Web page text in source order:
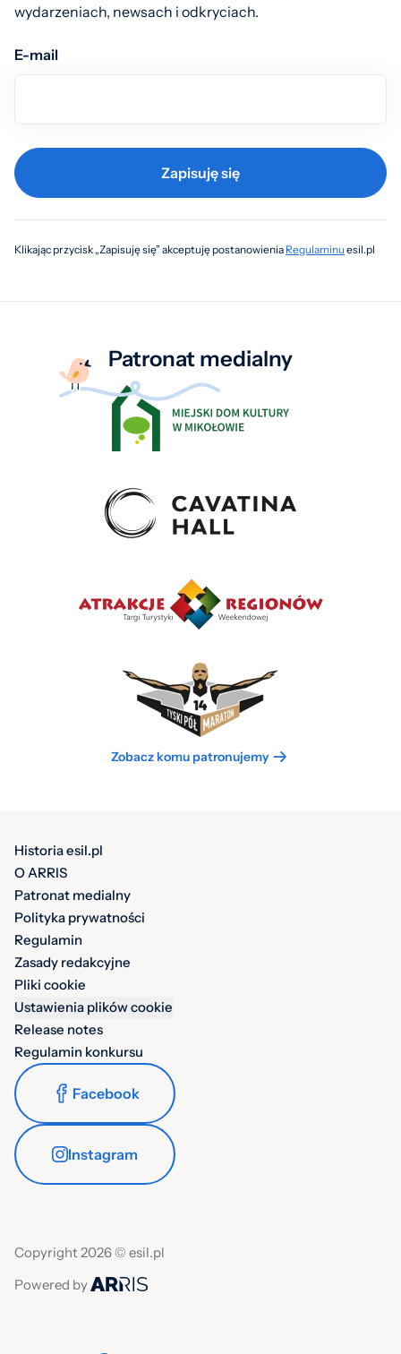
wydarzeniach, newsach i odkryciach.
E-mail
Zapisuję się
Klikając przycisk „Zapisuję się” akceptuję postanowienia Regulaminuesil.pl
Patronat medialny
Zobacz komu patronujemy
Historia esil.pl
O ARRIS
Patronat medialny
Polityka prywatności
Regulamin
Zasady redakcyjne
Pliki cookie
Ustawienia plików cookie
Release notes
Regulamin konkursu
Facebook
Instagram
Copyright 2026 © esil.pl
Powered by